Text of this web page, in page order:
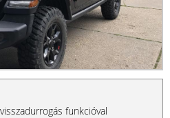
visszadurrogás funkcióval